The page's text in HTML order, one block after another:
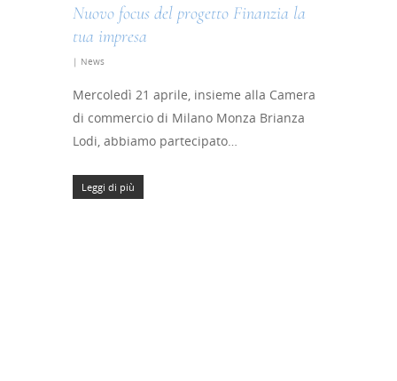
Nuovo focus del progetto Finanzia la
tua impresa
| News
Mercoledì 21 aprile, insieme alla Camera
di commercio di Milano Monza Brianza
Lodi, abbiamo partecipato…
Leggi di più
Home